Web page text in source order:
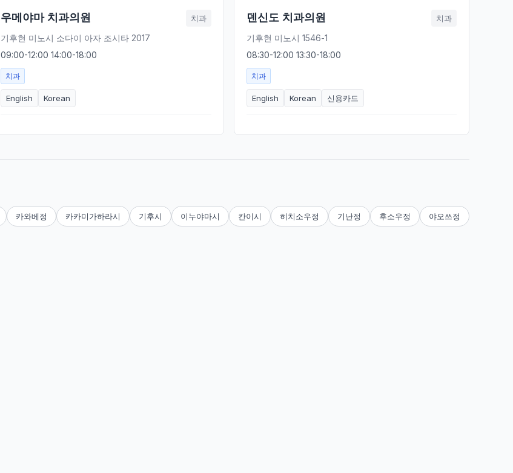
우메야마 치과의원 치과
기후현 미노시 소다이 아자 조시타 2017
09:00-12:00 14:00-18:00
치과
English Korean
덴신도 치과의원 치과
기후현 미노시 1546-1
08:30-12:00 13:30-18:00
치과
English Korean 신용카드
카와베정 카카미가하라시 기후시 이누야마시 칸이시 히치소우정 기난정 후소우정 야오쓰정